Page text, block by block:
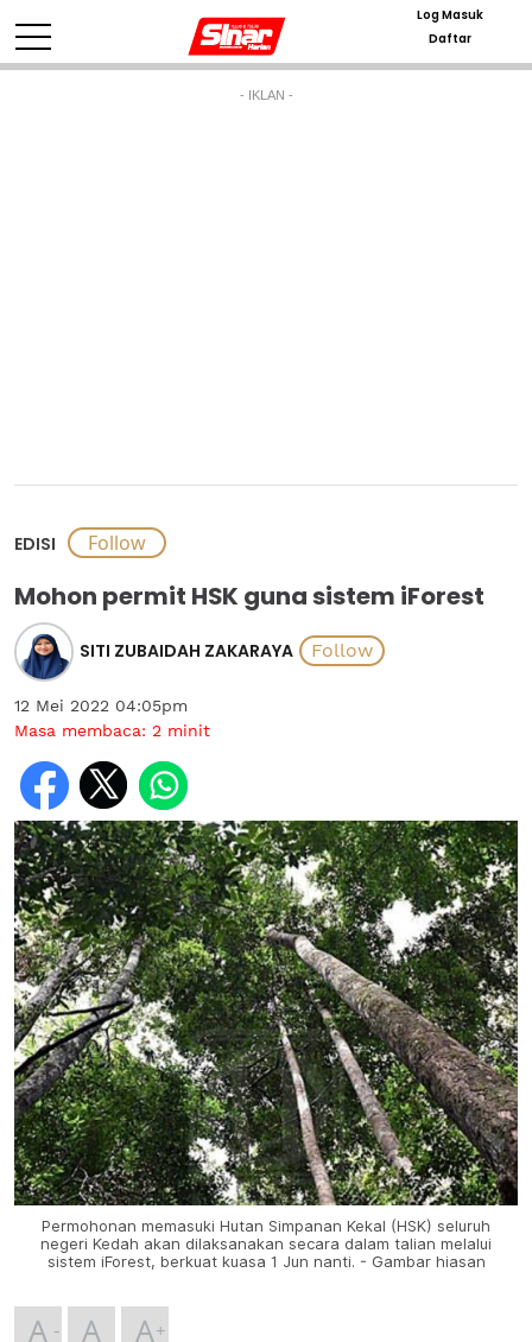
Log Masuk
Daftar
- IKLAN -
EDISI
Mohon permit HSK guna sistem iForest
SITI ZUBAIDAH ZAKARAYA
12 Mei 2022 04:05pm
Masa membaca: 2 minit
Permohonan memasuki Hutan Simpanan Kekal (HSK) seluruh
negeri Kedah akan dilaksanakan secara dalam talian melalui
sistem iForest, berkuat kuasa 1 Jun nanti. - Gambar hiasan
A A A